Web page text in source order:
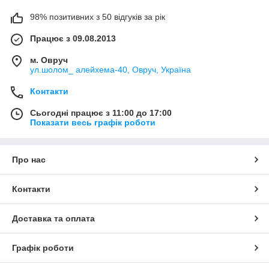
98% позитивних з 50 відгуків за рік
Працює з 09.08.2013
м. Овруч
ул.шолом_ алейхема-40, Овруч, Україна
Контакти
Сьогодні працює з 11:00 до 17:00
Показати весь графік роботи
Про нас
Контакти
Доставка та оплата
Графік роботи